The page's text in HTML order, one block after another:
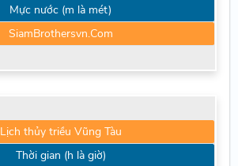
Mực nước (m là mét)
SiamBrothersvn.Com
Lịch thủy triều Vũng Tàu
Thời gian (h là giờ)